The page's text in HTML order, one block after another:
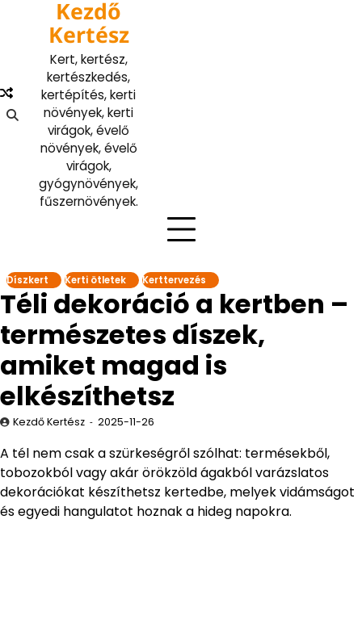
content
Kezdő
Kertész
Kert, kertész,
kertészkedés,
kertépítés, kerti
növények, kerti
virágok, évelő
növények, évelő
virágok,
gyógynövények,
fűszernövények.
Díszkert Kerti ötletek Kerttervezés
Téli dekoráció a kertben –
természetes díszek,
amiket magad is
elkészíthetsz
Kezdő Kertész 2025-11-26
A tél nem csak a szürkeségről szólhat: termésekből,
tobozokból vagy akár örökzöld ágakból varázslatos
dekorációkat készíthetsz kertedbe, melyek vidámságot
és egyedi hangulatot hoznak a hideg napokra.